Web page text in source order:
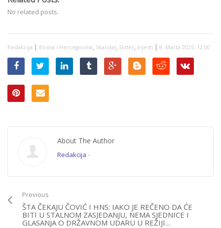
No related posts.
Redakcija | Bosna i Hercegovina, Skandal, Slider, Vijesti | 8. Marta 2025. 12:00
About The Author
Redakcija -
Previous
ŠTA ČEKAJU ČOVIĆ I HNS: IAKO JE REČENO DA ĆE
BITI U STALNOM ZASJEDANJU, NEMA SJEDNICE I
GLASANJA O DRŽAVNOM UDARU U REŽIJI…